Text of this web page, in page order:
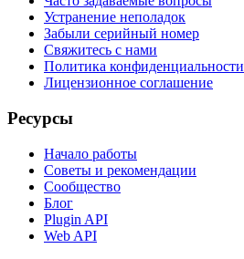
Устранение неполадок
Забыли серийный номер
Свяжитесь с нами
Политика конфиденциальности
Лицензионное соглашение
Ресурсы
Начало работы
Советы и рекомендации
Сообщество
Блог
Plugin API
Web API